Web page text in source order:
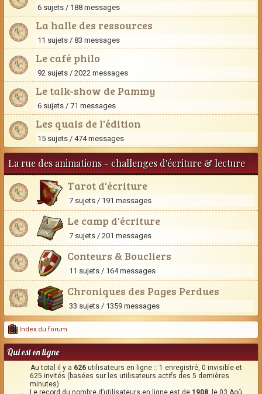
6 sujets / 188 messages
La halle des ressources
11 sujets / 83 messages
Le café philo
92 sujets / 2022 messages
Le talk-show de Pammy
6 sujets / 71 messages
Les quais de l'édition
15 sujets / 474 messages
La rue des animations - challenges d'écriture & lecture
Tarot d'écriture
7 sujets / 191 messages
Le camp d'écriture
7 sujets / 201 messages
Conteurs & Boucliers
11 sujets / 164 messages
Chroniques des Pages Perdues
33 sujets / 1359 messages
Index du forum
Qui est en ligne
Au total il y a 626 utilisateurs en ligne :: 1 enregistré, 0 invisible et
625 invités (basées sur les utilisateurs actifs des 5 dernières
minutes)
Le record du nombre d’utilisateurs en ligne est de 1908 , le 03 Aoû